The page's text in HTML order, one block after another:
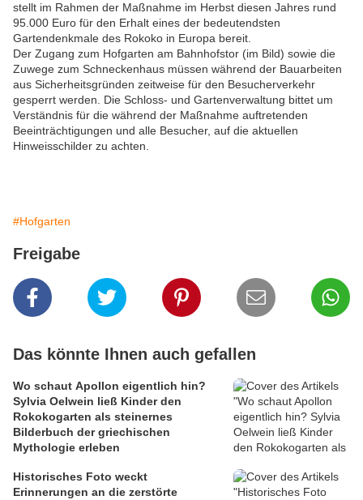
stellt im Rahmen der Maßnahme im Herbst diesen Jahres rund
95.000 Euro für den Erhalt eines der bedeutendsten
Gartendenkmale des Rokoko in Europa bereit.
Der Zugang zum Hofgarten am Bahnhofstor (im Bild) sowie die
Zuwege zum Schneckenhaus müssen während der Bauarbeiten
aus Sicherheitsgründen zeitweise für den Besucherverkehr
gesperrt werden. Die Schloss- und Gartenverwaltung bittet um
Verständnis für die während der Maßnahme auftretenden
Beeinträchtigungen und alle Besucher, auf die aktuellen
Hinweisschilder zu achten.
#Hofgarten
Freigabe
Das könnte Ihnen auch gefallen
Wo schaut Apollon eigentlich hin?
Sylvia Oelwein ließ Kinder den
Rokokogarten als steinernes
Bilderbuch der griechischen
Mythologie erleben
Historisches Foto weckt
Erinnerungen an die zerstörte